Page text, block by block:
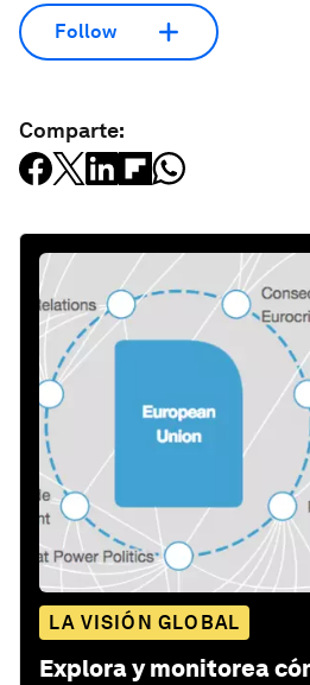
Follow
Comparte:
LA VISIÓN GLOBAL
Explora y monitorea